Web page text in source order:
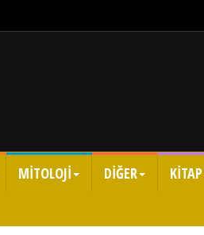
MİTOLOJİ DİĞER KİTAP